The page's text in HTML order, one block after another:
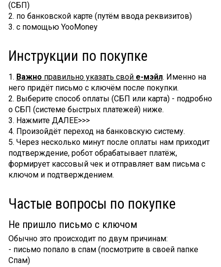
(СБП)
2. по банковской карте (путём ввода реквизитов)
3. с помощью YooMoney
Инструкции по покупке
1. Важно правильно указать свой е-мэйл. Именно на
него придёт письмо с ключём после покупки.
2. Выберите способ оплаты (СБП или карта) - подробно
о СБП (системе быстрых платежей) ниже.
3. Нажмите ДАЛЕЕ>>>
4. Произойдёт переход на банковскую систему.
5. Через несколько минут после оплаты нам приходит
подтверждение, робот обрабатывает платёж,
формирует кассовый чек и отправляет вам письма с
ключом и подтверждением.
Частые вопросы по покупке
Не пришло письмо с ключом
Обычно это происходит по двум причинам:
- письмо попало в спам (посмотрите в своей папке
Спам)